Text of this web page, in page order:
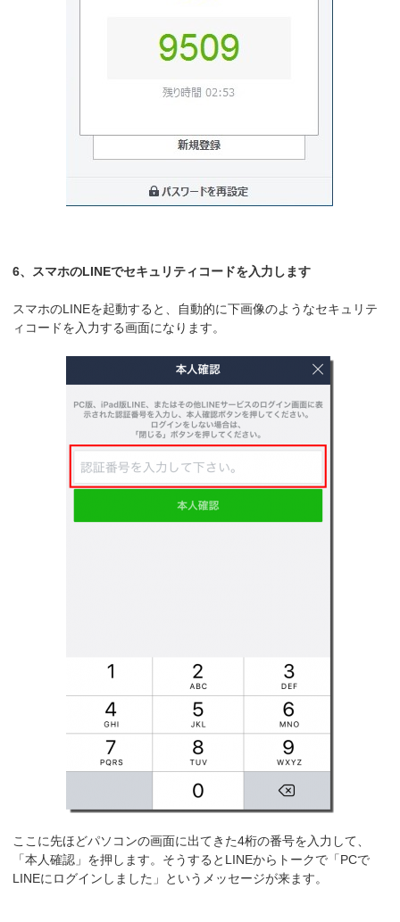
6、スマホのLINEでセキュリティコードを入力します
スマホのLINEを起動すると、自動的に下画像のようなセキュリテ
ィコードを入力する画面になります。
ここに先ほどパソコンの画面に出てきた4桁の番号を入力して、
「本人確認」を押します。そうするとLINEからトークで「PCで
LINEにログインしました」というメッセージが来ます。